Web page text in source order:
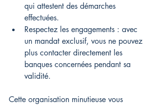
qui attestent des démarches
effectuées.
Respectez les engagements : avec
un mandat exclusif, vous ne pouvez
plus contacter directement les
banques concernées pendant sa
validité.
Cette organisation minutieuse vous